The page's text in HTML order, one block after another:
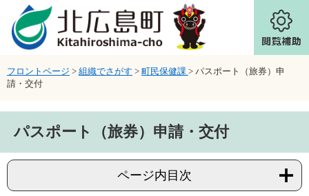
ページの先頭です。
メニューを飛ばして本文へ
フロントページ > 組織でさがす > 町民保健課 > パスポート（旅券）申
請・交付
パスポート（旅券）申請・交付
ページ内目次